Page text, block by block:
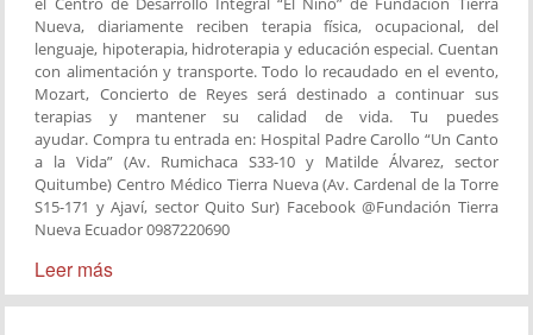
Nueva, diariamente reciben terapia física, ocupacional, del
lenguaje, hipoterapia, hidroterapia y educación especial. Cuentan
con alimentación y transporte. Todo lo recaudado en el evento,
Mozart, Concierto de Reyes será destinado a continuar sus
terapias y mantener su calidad de vida. Tu puedes
ayudar. Compra tu entrada en: Hospital Padre Carollo “Un Canto
a la Vida” (Av. Rumichaca S33-10 y Matilde Álvarez, sector
Quitumbe) Centro Médico Tierra Nueva (Av. Cardenal de la Torre
S15-171 y Ajaví, sector Quito Sur) Facebook @Fundación Tierra
Nueva Ecuador 0987220690
Leer más